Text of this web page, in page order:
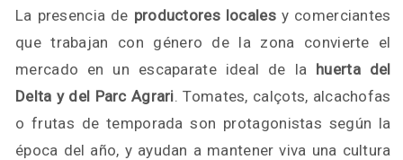
La presencia de productores localesy comerciantes
que trabajan con género de la zona convierte el
mercado en un escaparate ideal de la huerta del
Delta y del Parc Agrari. Tomates, calçots, alcachofas
o frutas de temporada son protagonistas según la
época del año, y ayudan a mantener viva una cultura